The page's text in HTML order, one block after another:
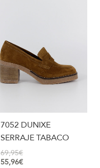
7052 DUNIXE
SERRAJE TABACO
69,95€
55,96€